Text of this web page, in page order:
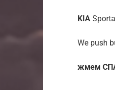
KIA
We push
жмем